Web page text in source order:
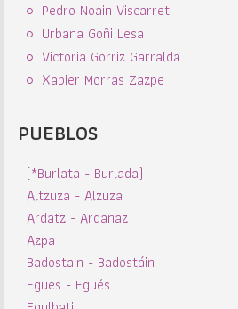
Pedro Noain Viscarret
Urbana Goñi Lesa
Victoria Gorriz Garralda
Xabier Morras Zazpe
PUEBLOS
(*Burlata - Burlada)
Altzuza - Alzuza
Ardatz - Ardanaz
Azpa
Badostain - Badostáin
Egues - Egüés